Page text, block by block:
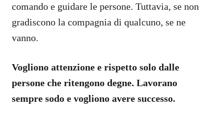
comando e guidare le persone. Tuttavia, se non
gradiscono la compagnia di qualcuno, se ne
vanno.
Vogliono attenzione e rispetto solo dalle
persone che ritengono degne. Lavorano
sempre sodo e vogliono avere successo.